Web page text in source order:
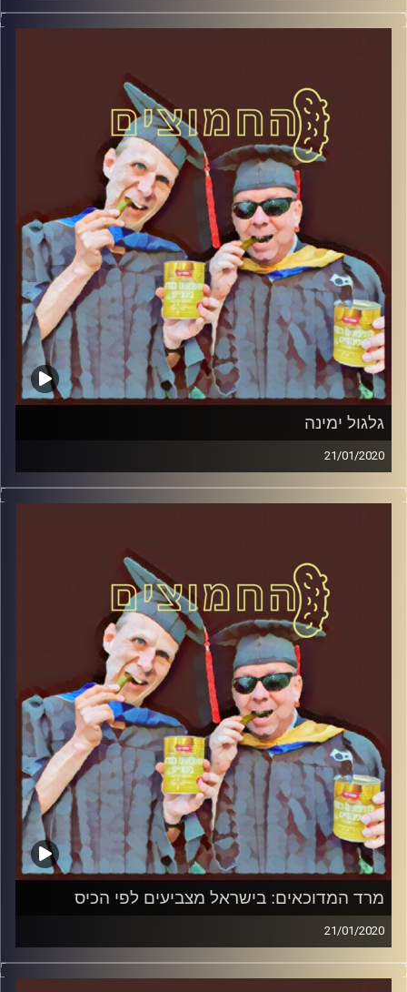
החמוצים – בפעם השלישית.
עם פרופסור בועז בן-דוד ופרופסור גלעד
הירשברגר
והפעם: שואה ביזנס
קרדיט תמונות:AudioVersity
גלגול ימינה
21/01/2020
החמוצים – בפעם השלישית.
עם פרופסור בועז בן-דוד ופרופסור גלעד
הירשברגר
והפעם: גלגול ימינה
קרדיט תמונות:AudioVersity
מרד המדוכאים: בישראל מצביעים לפי הכיס
21/01/2020
החמוצים – בפעם השלישית.